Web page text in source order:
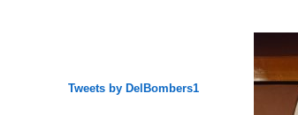
Tweets by DelBombers1